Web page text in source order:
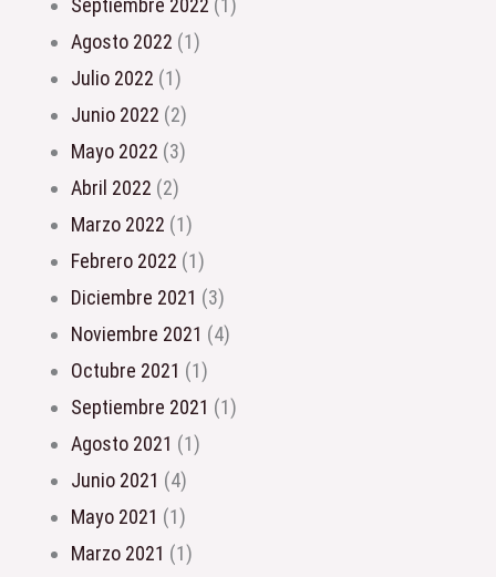
septiembre 2022 (1)
agosto 2022 (1)
julio 2022 (1)
junio 2022 (2)
mayo 2022 (3)
abril 2022 (2)
marzo 2022 (1)
febrero 2022 (1)
diciembre 2021 (3)
noviembre 2021 (4)
octubre 2021 (1)
septiembre 2021 (1)
agosto 2021 (1)
junio 2021 (4)
mayo 2021 (1)
marzo 2021 (1)